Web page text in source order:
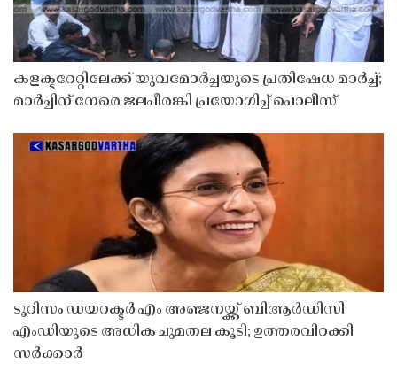
കളക്ടറേറ്റിലേക്ക് യുവമോർച്ചയുടെ പ്രതിഷേധ മാർച്ച്;
മാർച്ചിന് നേരെ ജലപീരങ്കി പ്രയോഗിച്ച് പൊലീസ്
ടൂറിസം ഡയറക്ടർ എം അഞ്ജനയ്ക്ക് ബിആർഡിസി
എംഡിയുടെ അധിക ചുമതല കൂടി; ഉത്തരവിറക്കി
സർക്കാർ